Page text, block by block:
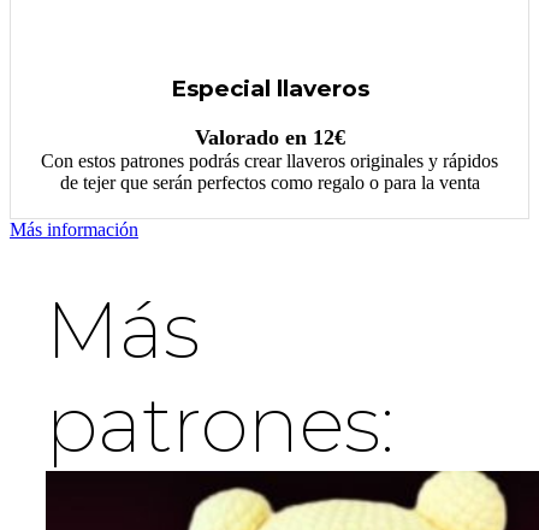
Especial llaveros
Valorado en 12€
Con estos patrones podrás crear llaveros originales y rápidos
de tejer que serán perfectos como regalo o para la venta
Más información
Más
patrones: